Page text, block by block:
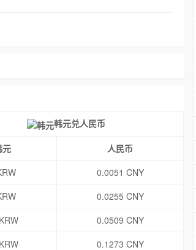
韩元兑人民币
元
人民币
0.0051 CNY
0.0255 CNY
0.0509 CNY
0.1273 CNY